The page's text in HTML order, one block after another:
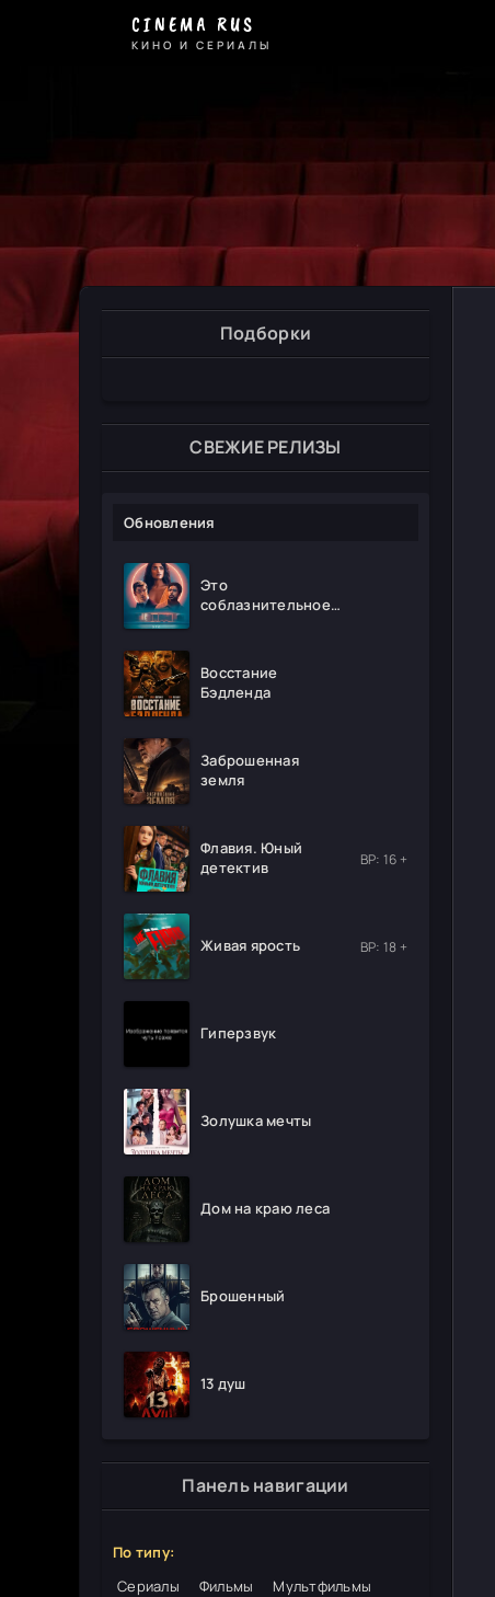
CINEMA RUS
КИНО И СЕРИАЛЫ
Подборки
СВЕЖИЕ РЕЛИЗЫ
Обновления
Это
соблазнительное
Восстание
Бэдленда
Заброшенная
земля
Флавия. Юный
детектив
ВР: 16 +
Живая ярость ВР: 18 +
Гиперзвук
Золушка мечты
Дом на краю леса
Брошенный
13 душ
Панель навигации
По типу:
Сериалы
Фильмы
Мультфильмы